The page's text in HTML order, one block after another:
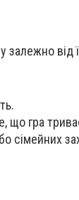
залежно від
що гра
сімейних